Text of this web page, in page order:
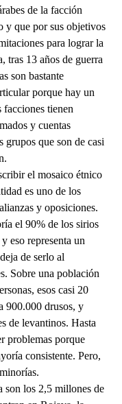
de la facción
y que por sus objetivos
para lograr la
tras 13 años de guerra
son bastante
porque hay un
tienen
y cuentas
grupos que son de casi
el mosaico étnico
es uno de los
y oposiciones.
el 90% de los sirios
eso representa un
de serlo al
Sobre una población
esos casi 20
900.000 drusos, y
de levantinos. Hasta
problemas porque
consistente. Pero,
son los 2,5 millones de